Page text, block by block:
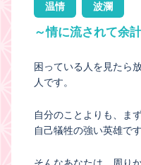
温情 波瀾
～情に流されて余
困っている人を見たら
人です。
自分のことよりも、ま
自己犠牲の強い英雄です